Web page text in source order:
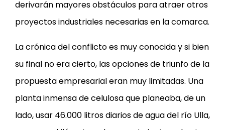
derivarán mayores obstáculos para atraer otros
proyectos industriales necesarias en la comarca.
La crónica del conflicto es muy conocida y si bien
su final no era cierto, las opciones de triunfo de la
propuesta empresarial eran muy limitadas. Una
planta inmensa de celulosa que planeaba, de un
lado, usar 46.000 litros diarios de agua del río Ulla,